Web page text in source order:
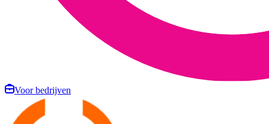
Voor bedrijven